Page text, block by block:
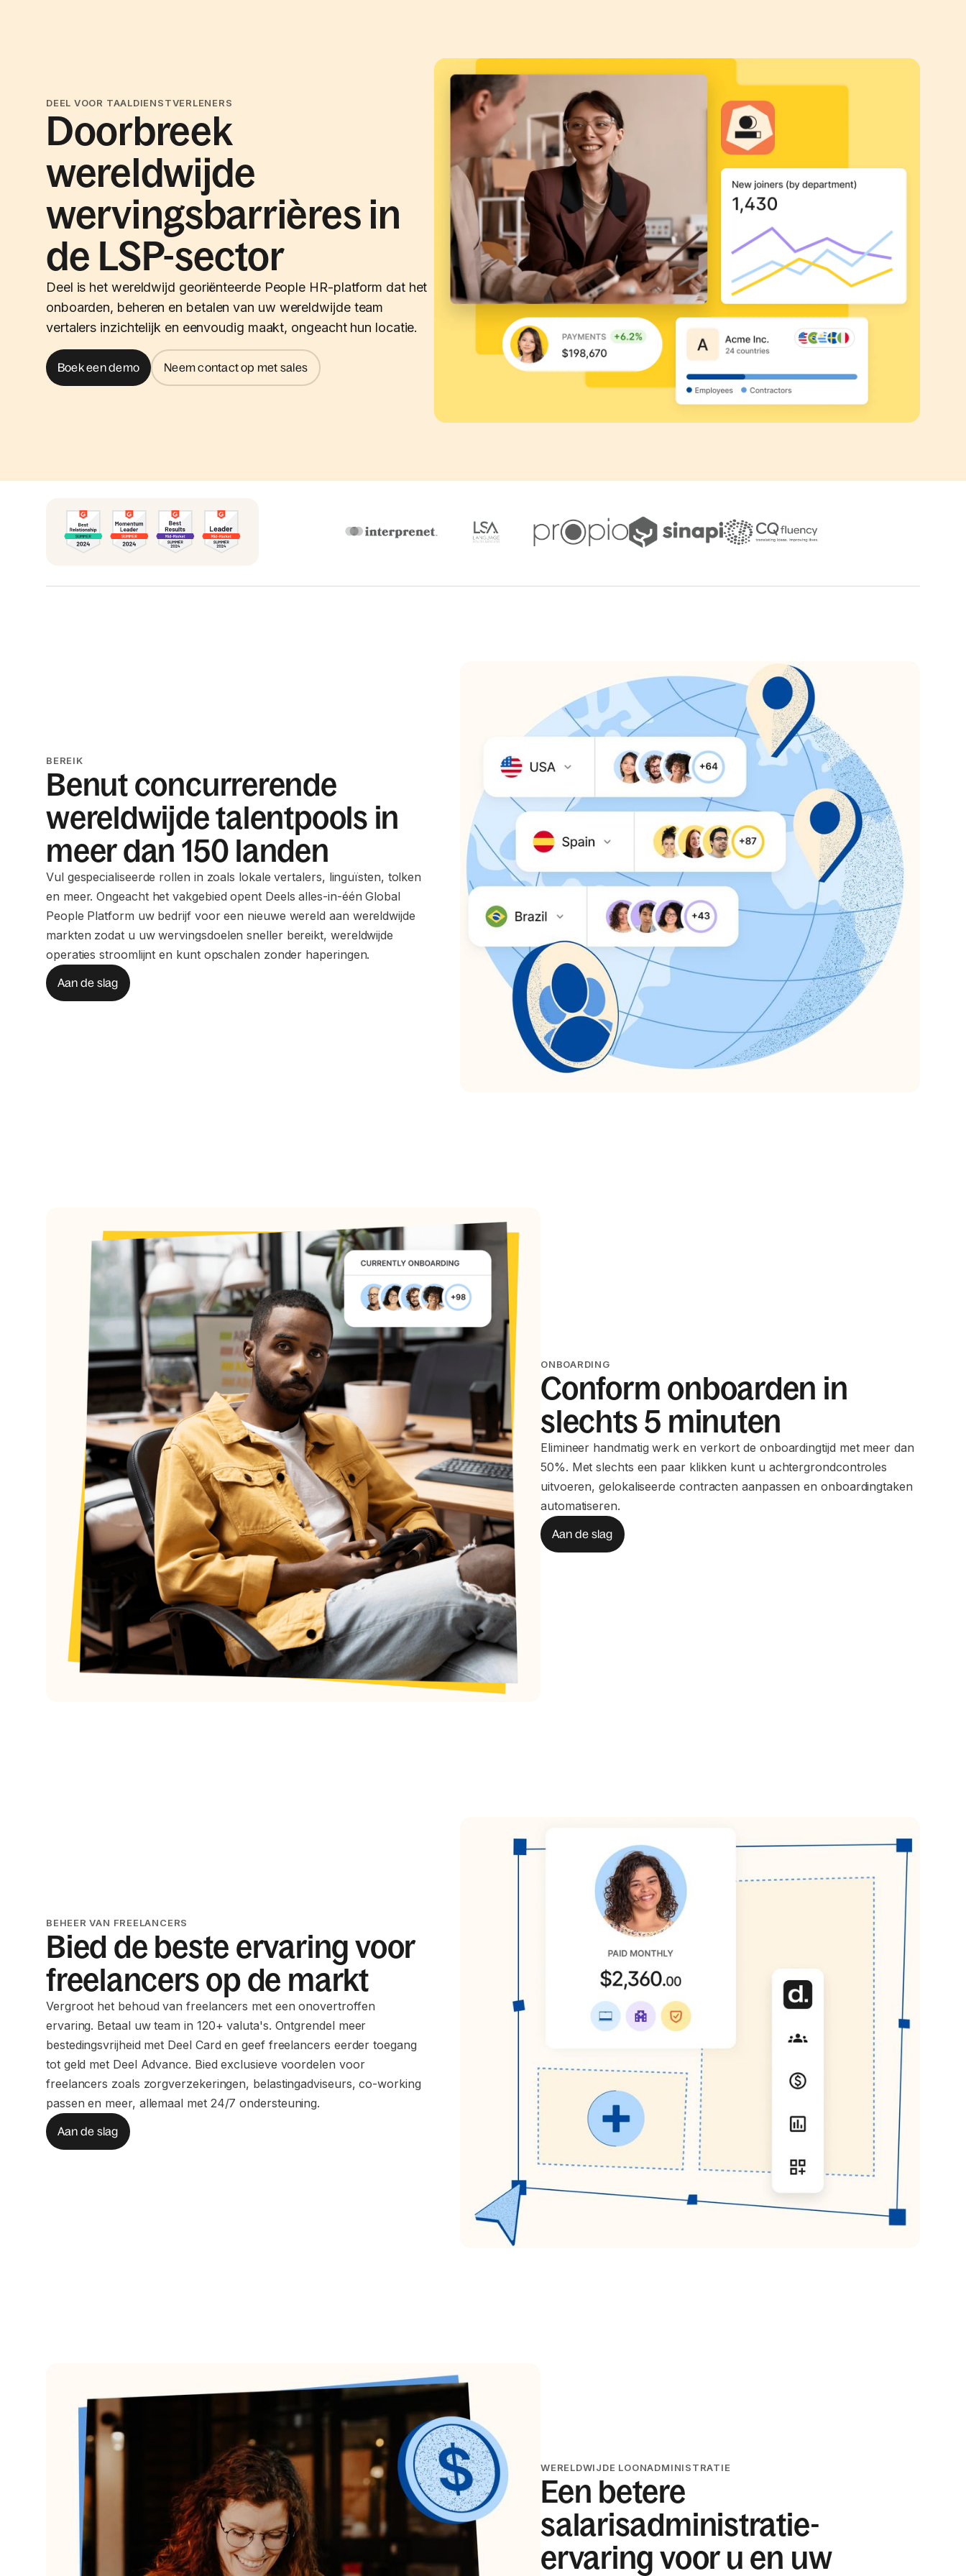
DEEL VOOR TAALDIENSTVERLENERS
Doorbreek
wereldwijde
wervingsbarrières in
de LSP-sector
Deel is het wereldwijd georiënteerde People HR-platform dat het
onboarden, beheren en betalen van uw wereldwijde team
vertalers inzichtelijk en eenvoudig maakt, ongeacht hun locatie.
Boek een demo Neem contact op met sales
BEREIK
Benut concurrerende
wereldwijde talentpools in
meer dan 150 landen
Vul gespecialiseerde rollen in zoals lokale vertalers, linguïsten, tolken
en meer. Ongeacht het vakgebied opent Deels alles-in-één Global
People Platform uw bedrijf voor een nieuwe wereld aan wereldwijde
markten zodat u uw wervingsdoelen sneller bereikt, wereldwijde
operaties stroomlijnt en kunt opschalen zonder haperingen.
Aan de slag
ONBOARDING
Conform onboarden in
slechts 5 minuten
Elimineer handmatig werk en verkort de onboardingtijd met meer dan
50%. Met slechts een paar klikken kunt u achtergrondcontroles
uitvoeren, gelokaliseerde contracten aanpassen en onboardingtaken
automatiseren.
Aan de slag
BEHEER VAN FREELANCERS
Bied de beste ervaring voor
freelancers op de markt
Vergroot het behoud van freelancers met een onovertroffen
ervaring. Betaal uw team in 120+ valuta's. Ontgrendel meer
bestedingsvrijheid met Deel Card en geef freelancers eerder toegang
tot geld met Deel Advance. Bied exclusieve voordelen voor
freelancers zoals zorgverzekeringen, belastingadviseurs, co-working
passen en meer, allemaal met 24/7 ondersteuning.
Aan de slag
WERELDWIJDE LOONADMINISTRATIE
Een betere
salarisadministratie-
ervaring voor u en uw